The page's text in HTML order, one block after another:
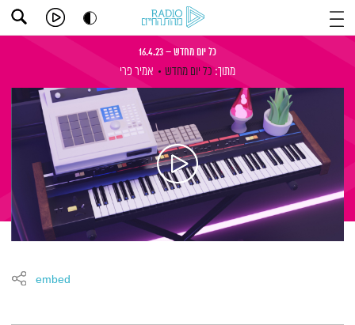
כל יום מחדש – 16.4.23
מתוך: כל יום מחדש אמיר פרי
embed